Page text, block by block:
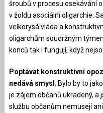
šroubů v procesu osekávání
v žoldu asociální oligarchie.
velkorysá vláda a
oligarchům soudržným
konců tak i fungují, když
Poptávat konstruktivní
nedává smysl
. Bylo by to
je zájem občanů ukradený, a
službu občanům nemusejí